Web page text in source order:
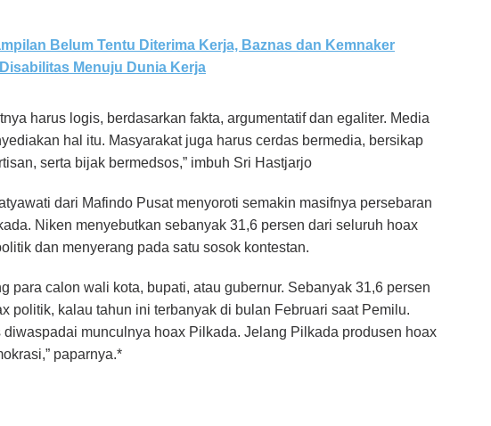
Belum Tentu Diterima Kerja, Baznas dan Kemnaker
Menuju Dunia Kerja
harus logis, berdasarkan fakta, argumentatif dan egaliter. Media
hal itu. Masyarakat juga harus cerdas bermedia, bersikap
serta bijak bermedsos,” imbuh Sri Hastjarjo
dari Mafindo Pusat menyoroti semakin masifnya persebaran
Niken menyebutkan sebanyak 31,6 persen dari seluruh hoax
dan menyerang pada satu sosok kontestan.
para calon wali kota, bupati, atau gubernur. Sebanyak 31,6 persen
politik, kalau tahun ini terbanyak di bulan Februari saat Pemilu.
munculnya hoax Pilkada. Jelang Pilkada produsen hoax
paparnya.*